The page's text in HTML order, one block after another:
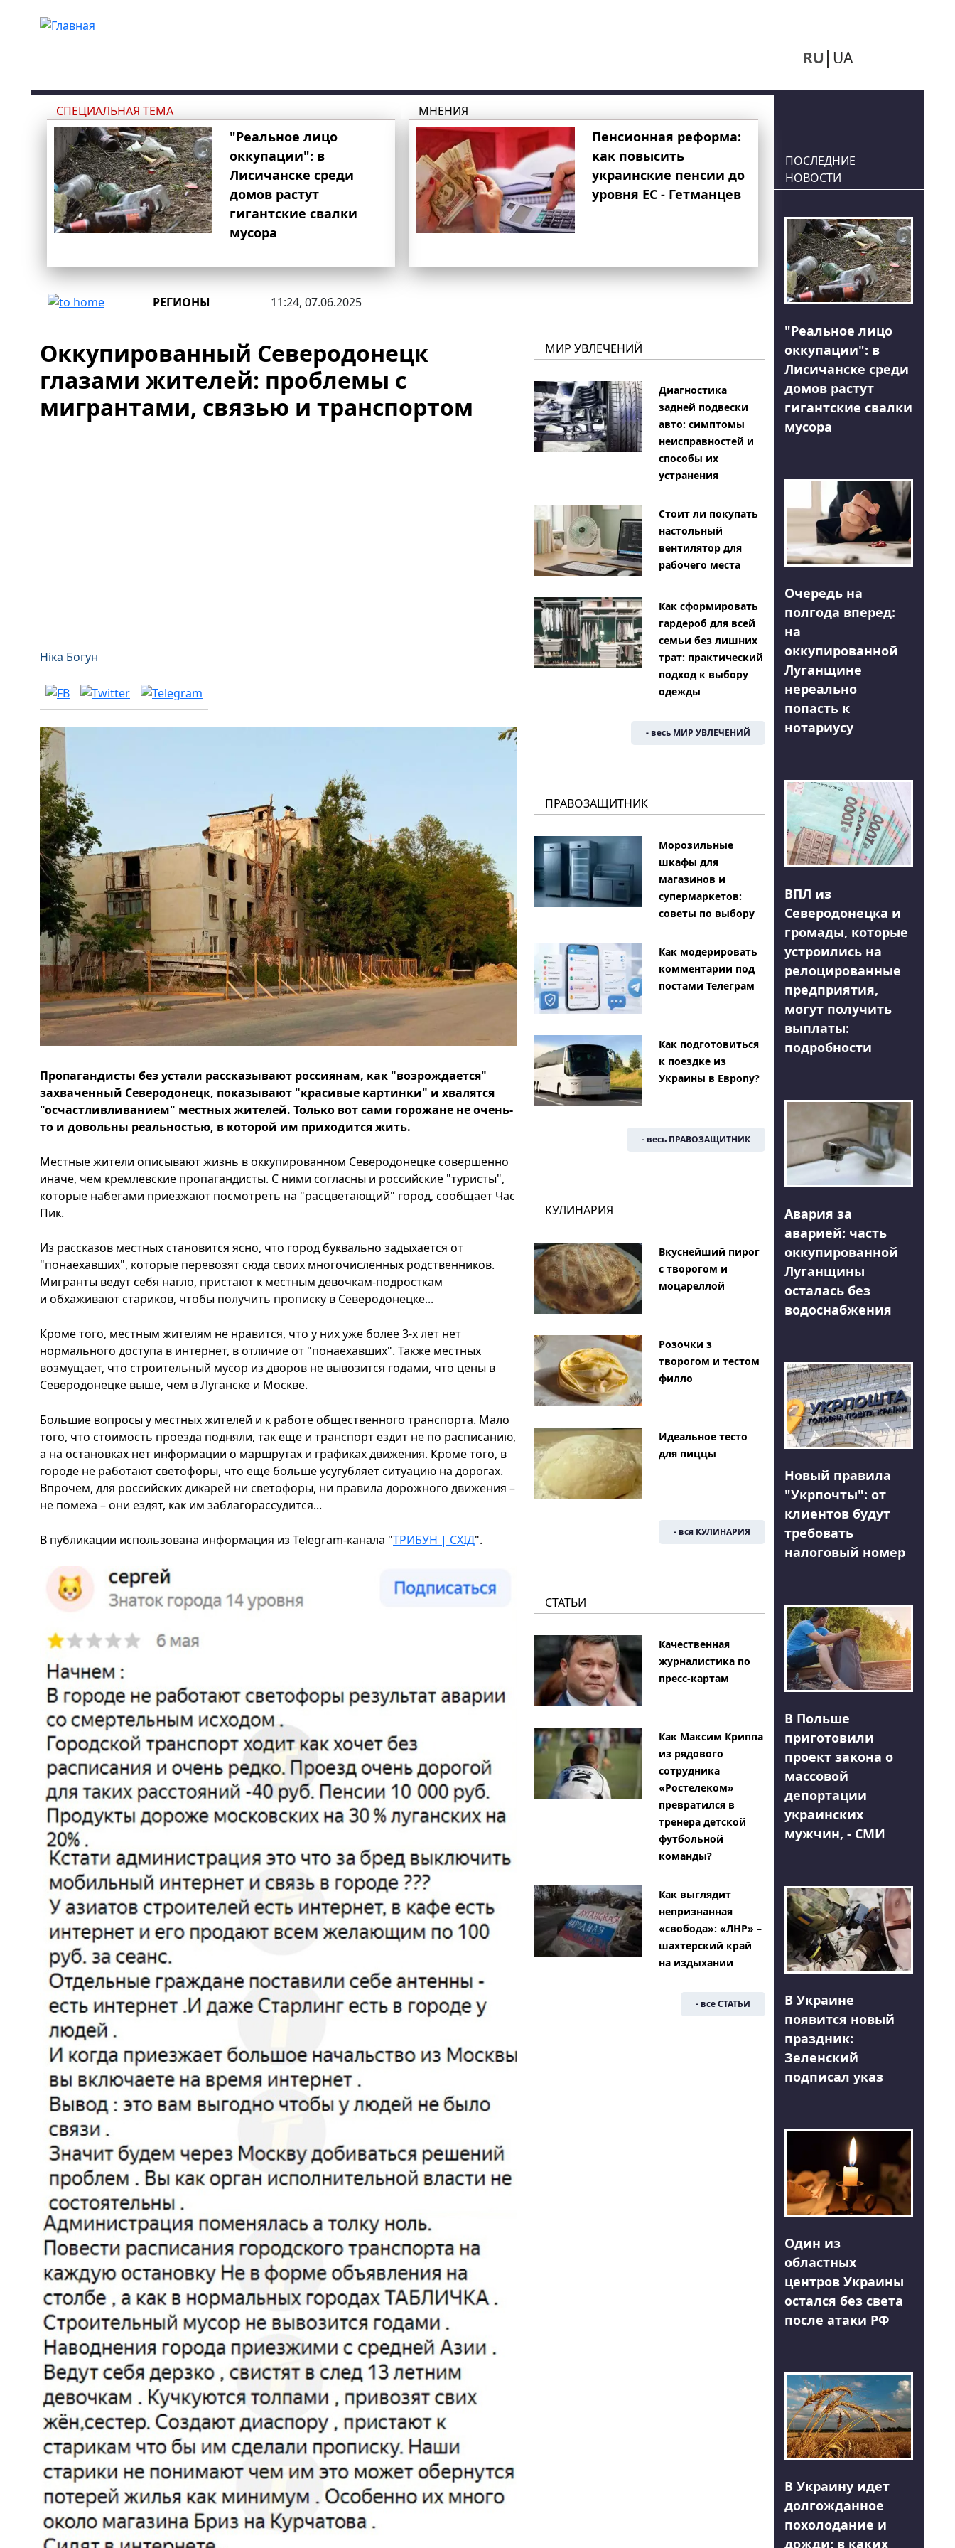
RU UA
СПЕЦИАЛЬНАЯ ТЕМА
"Реальное лицо
оккупации": в
Лисичанске среди
домов растут
гигантские свалки
мусора
МНЕНИЯ
Пенсионная реформа:
как повысить
украинские пенсии до
уровня ЕС - Гетманцев
РЕГИОНЫ 11:24, 07.06.2025
Оккупированный Северодонецк
глазами жителей: проблемы с
мигрантами, связью и транспортом
Ніка Богун
Пропагандисты без устали рассказывают россиянам, как "возрождается"
захваченный Северодонецк, показывают "красивые картинки" и хвалятся
"осчастливливанием" местных жителей. Только вот сами горожане не очень-
то и довольны реальностью, в которой им приходится жить.
Местные жители описывают жизнь в оккупированном Северодонецке совершенно
иначе, чем кремлевские пропагандисты. С ними согласны и российские "туристы",
которые набегами приезжают посмотреть на "расцветающий" город, сообщает Час
Пик.
Из рассказов местных становится ясно, что город буквально задыхается от
"понаехавших", которые перевозят сюда своих многочисленных родственников.
Мигранты ведут себя нагло, пристают к местным девочкам-подросткам
и обхаживают стариков, чтобы получить прописку в Северодонецке...
Кроме того, местным жителям не нравится, что у них уже более 3-х лет нет
нормального доступа в интернет, в отличие от "понаехавших". Также местных
возмущает, что строительный мусор из дворов не вывозится годами, что цены в
Северодонецке выше, чем в Луганске и Москве.
Большие вопросы у местных жителей и к работе общественного транспорта. Мало
того, что стоимость проезда подняли, так еще и транспорт ездит не по расписанию,
а на остановках нет информации о маршрутах и графиках движения. Кроме того, в
городе не работают светофоры, что еще больше усугубляет ситуацию на дорогах.
Впрочем, для российских дикарей ни светофоры, ни правила дорожного движения –
не помеха – они ездят, как им заблагорассудится...
В публикации использована информация из Telegram-канала "ТРИБУН | СХІД".
МИР УВЛЕЧЕНИЙ
Диагностика
задней подвески
авто: симптомы
неисправностей и
способы их
устранения
Стоит ли покупать
настольный
вентилятор для
рабочего места
Как сформировать
гардероб для всей
семьи без лишних
трат: практический
подход к выбору
одежды
- весь МИР УВЛЕЧЕНИЙ
ПРАВОЗАЩИТНИК
Морозильные
шкафы для
магазинов и
супермаркетов:
советы по выбору
Как модерировать
комментарии под
постами Телеграм
Как подготовиться
к поездке из
Украины в Европу?
- весь ПРАВОЗАЩИТНИК
КУЛИНАРИЯ
Вкуснейший пирог
с творогом и
моцареллой
Розочки з
творогом и тестом
филло
Идеальное тесто
для пиццы
- вся КУЛИНАРИЯ
СТАТЬИ
Качественная
журналистика по
пресс-картам
Как Максим Криппа
из рядового
сотрудника
«Ростелеком»
превратился в
тренера детской
футбольной
команды?
Как выглядит
непризнанная
«свобода»: «ЛНР» –
шахтерский край
на издыхании
- все СТАТЬИ
ПОСЛЕДНИЕ
НОВОСТИ
"Реальное лицо
оккупации": в
Лисичанске среди
домов растут
гигантские свалки
мусора
Очередь на
полгода вперед:
на
оккупированной
Луганщине
нереально
попасть к
нотариусу
ВПЛ из
Северодонецка и
громады, которые
устроились на
релоцированные
предприятия,
могут получить
выплаты:
подробности
Авария за
аварией: часть
оккупированной
Луганщины
осталась без
водоснабжения
Новый правила
"Укрпочты": от
клиентов будут
требовать
налоговый номер
В Польше
приготовили
проект закона о
массовой
депортации
украинских
мужчин, - СМИ
В Украине
появится новый
праздник:
Зеленский
подписал указ
Один из
областных
центров Украины
остался без света
после атаки РФ
В Украину идет
долгожданное
похолодание и
дожди: в каких